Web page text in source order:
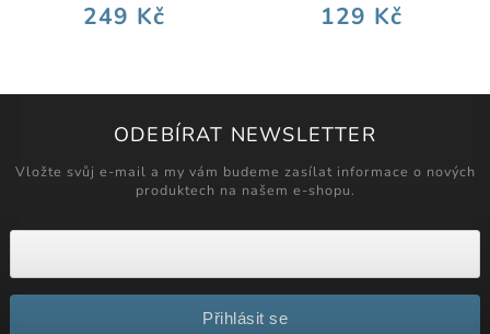
249 Kč 129 Kč
ODEBÍRAT NEWSLETTER
Vložte svůj e-mail a my vám budeme zasílat informace o nových
produktech na našem e-shopu.
Přihlásit se